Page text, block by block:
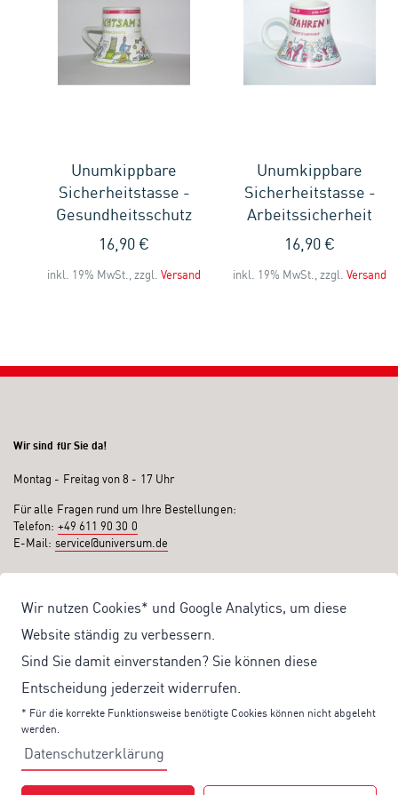
Wir nutzen Cookies* und Google Analytics, um diese
Website ständig zu verbessern.
Sind Sie damit einverstanden? Sie können diese
Entscheidung jederzeit widerrufen.
* Für die korrekte Funktionsweise benötigte Cookies können nicht abgeleht
werden.
Datenschutzerklärung
Unumkippbare
Sicherheitstasse -
Gesundheitsschutz
16,90 €
inkl. 19% MwSt., zzgl. Versand
Unumkippbare
Sicherheitstasse -
Arbeitssicherheit
16,90 €
inkl. 19% MwSt., zzgl. Versand
Wir sind für Sie da!
Montag - Freitag von 8 - 17 Uhr
Für alle Fragen rund um Ihre Bestellungen:
Telefon: +49 611 90 30 0
E-Mail: service@universum.de
Kostenloser Versand ab 50€ Bestellwert
Sicher Einkaufen: Rechnung, PayPal
Produktentwicklung von eigener Fachredaktion
Sonderaktionen & Preisvorteile
Aktuelle News zu unseren Shop-Angeboten
Mit unserem Newsletter UV-Report informieren wir Sie regelmäßig über
aktuelle Angebote und neue Produkte: